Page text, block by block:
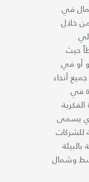
في
خلال
حيث
أو في
أنحاء
في
يسمى
للشركات
وشمال